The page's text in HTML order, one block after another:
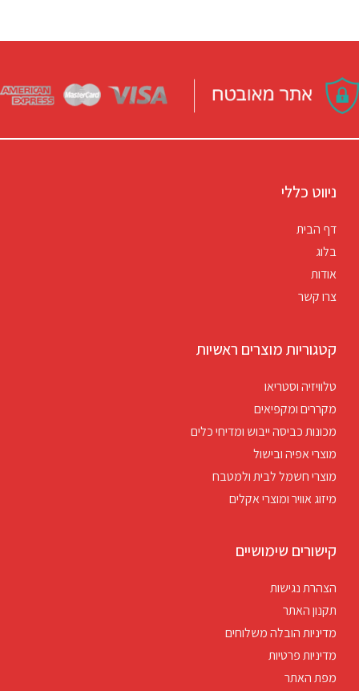
ניווט כללי
דף הבית
בלוג
אודות
צרו קשר
קטגוריות מוצרים ראשיות
טלוויזיה וסטריאו
מקררים ומקפיאים
מכונות כביסה ייבוש ומדיחי כלים
מוצרי אפיה ובישול
מוצרי חשמל לבית ולמטבח
מיזוג אוויר ומוצרי אקלים
קישורים שימושיים
הצהרת נגישות
תקנון האתר
מדיניות הובלה משלוחים
מדיניות פרטיות
מפת האתר